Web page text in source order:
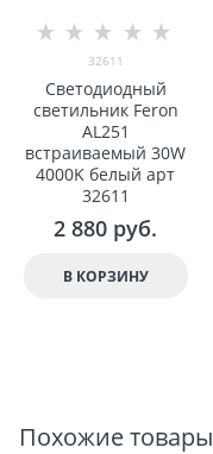
32611
Светодиодный
светильник Feron
AL251
встраиваемый 30W
4000K белый арт
32611
2 880 руб.
В КОРЗИНУ
Похожие товары